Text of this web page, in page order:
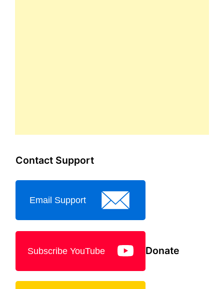
Contact Support
Email Support
Subscribe YouTube Donate